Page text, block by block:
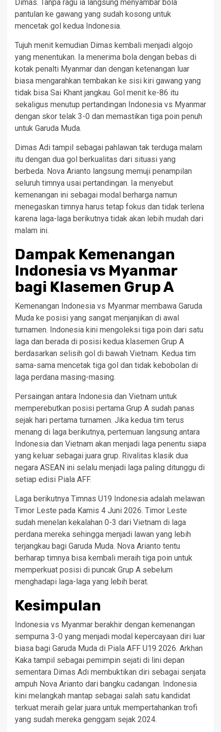
Dimas. Tanpa ragu ia langsung menyambar bola
pantulan ke gawang yang sudah kosong untuk
mencetak gol kedua Indonesia.
Tujuh menit kemudian Dimas kembali menjadi algojo
yang menentukan. Ia menerima bola dengan bebas di
kotak penalti Myanmar dan dengan ketenangan luar
biasa mengarahkan tembakan ke sisi kiri gawang yang
tidak bisa Sai Khant jangkau. Gol menit ke-86 itu
sekaligus menutup pertandingan Indonesia vs Myanmar
dengan skor telak 3-0 dan memastikan tiga poin penuh
untuk Garuda Muda.
Dimas Adi tampil sebagai pahlawan tak terduga malam
itu dengan dua gol berkualitas dari situasi yang
berbeda. Nova Arianto langsung memuji penampilan
seluruh timnya usai pertandingan. Ia menyebut
kemenangan ini sebagai modal berharga namun
menegaskan timnya harus tetap fokus dan tidak terlena
karena laga-laga berikutnya tidak akan lebih mudah dari
malam ini.
Dampak Kemenangan
Indonesia vs Myanmar
bagi Klasemen Grup A
Kemenangan Indonesia vs Myanmar membawa Garuda
Muda ke posisi yang sangat menjanjikan di awal
turnamen. Indonesia kini mengoleksi tiga poin dari satu
laga dan berada di posisi kedua klasemen Grup A
berdasarkan selisih gol di bawah Vietnam. Kedua tim
sama-sama mencetak tiga gol dan tidak kebobolan di
laga perdana masing-masing.
Persaingan antara Indonesia dan Vietnam untuk
memperebutkan posisi pertama Grup A sudah panas
sejak hari pertama turnamen. Jika kedua tim terus
menang di laga berikutnya, pertemuan langsung antara
Indonesia dan Vietnam akan menjadi laga penentu siapa
yang keluar sebagai juara grup. Rivalitas klasik dua
negara ASEAN ini selalu menjadi laga paling ditunggu di
setiap edisi Piala AFF.
Laga berikutnya Timnas U19 Indonesia adalah melawan
Timor Leste pada Kamis 4 Juni 2026. Timor Leste
sudah menelan kekalahan 0-3 dari Vietnam di laga
perdana mereka sehingga menjadi lawan yang lebih
terjangkau bagi Garuda Muda. Nova Arianto tentu
berharap timnya bisa kembali meraih tiga poin untuk
memperkuat posisi di puncak Grup A sebelum
menghadapi laga-laga yang lebih berat.
Kesimpulan
Indonesia vs Myanmar berakhir dengan kemenangan
sempurna 3-0 yang menjadi modal kepercayaan diri luar
biasa bagi Garuda Muda di Piala AFF U19 2026. Arkhan
Kaka tampil sebagai pemimpin sejati di lini depan
sementara Dimas Adi membuktikan diri sebagai senjata
ampuh Nova Arianto dari bangku cadangan. Indonesia
kini melangkah mantap sebagai salah satu kandidat
terkuat meraih gelar juara untuk mempertahankan trofi
yang sudah mereka genggam sejak 2024.